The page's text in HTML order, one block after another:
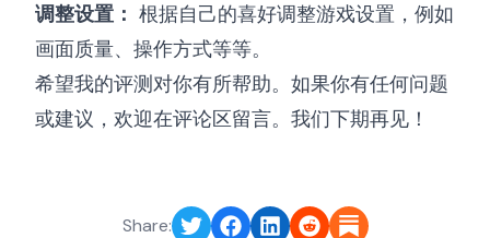
调整设置： 根据自己的喜好调整游戏设置，例如
画面质量、操作方式等等。
希望我的评测对你有所帮助。如果你有任何问题
或建议，欢迎在评论区留言。我们下期再见！
Share: